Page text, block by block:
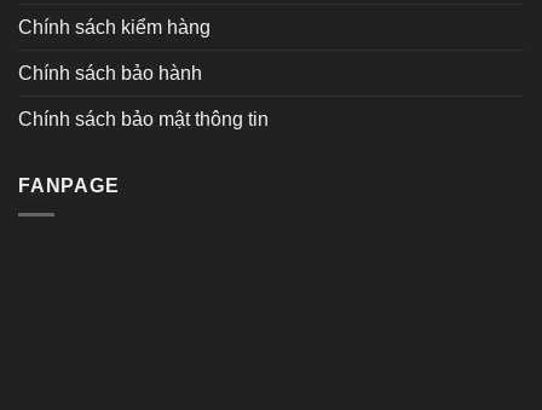
Chính sách kiểm hàng
Chính sách bảo hành
Chính sách bảo mật thông tin
FANPAGE